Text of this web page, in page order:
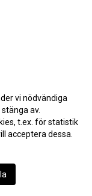
vi nödvändiga
av.
t.ex. för statistik
acceptera dessa.